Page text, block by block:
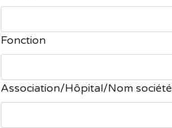
Fonction
Association/Hôpital/Nom société